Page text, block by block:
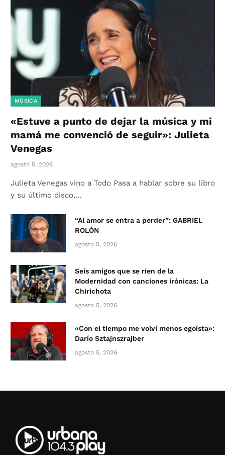
MÚSICA
«Estuve a punto de dejar la música y mi
mamá me convenció de seguir»: Julieta
Venegas
agosto 5, 2026
Julieta Venegas vino a Todo Pasa a hablar sobre su libro
y su último disco,…
“Al amor se entra a perder”: GABRIEL
ROLÓN
agosto 5, 2026
Seis amigos que se ríen de la
Modernidad con canciones irónicas: La
Chirichota
agosto 5, 2026
«Con el tiempo me volví menos egoísta»:
Darío Sztajnszrajber
agosto 5, 2026